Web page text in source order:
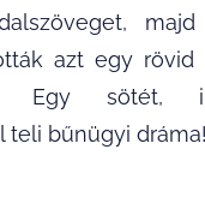
majd
azt egy rövid
Egy sötét,
teli bűnügyi dráma!